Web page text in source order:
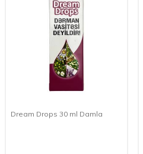
Dream Drops 30 ml Damla